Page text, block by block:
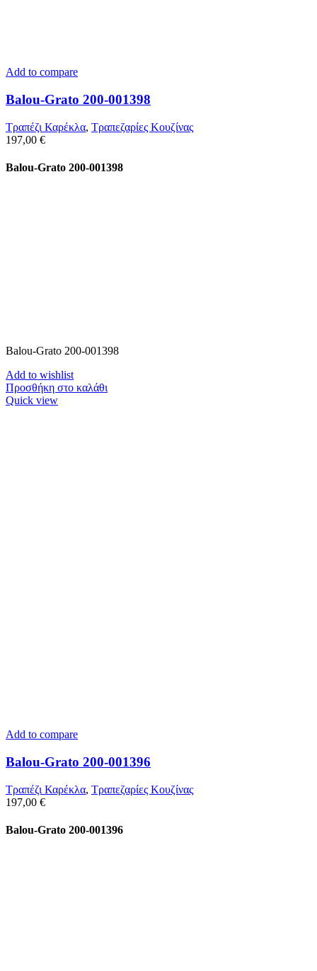
Add to compare
Balou-Grato 200-001398
Τραπέζι Καρέκλα, Τραπεζαρίες Κουζίνας
197,00 €
Balou-Grato 200-001398
Balou-Grato 200-001398
Add to wishlist
Προσθήκη στο καλάθι
Quick view
Add to compare
Balou-Grato 200-001396
Τραπέζι Καρέκλα, Τραπεζαρίες Κουζίνας
197,00 €
Balou-Grato 200-001396